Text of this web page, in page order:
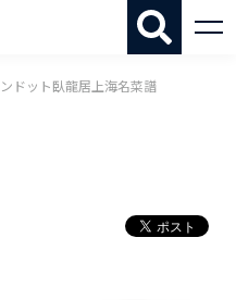
ドット臥龍居上海名菜譜